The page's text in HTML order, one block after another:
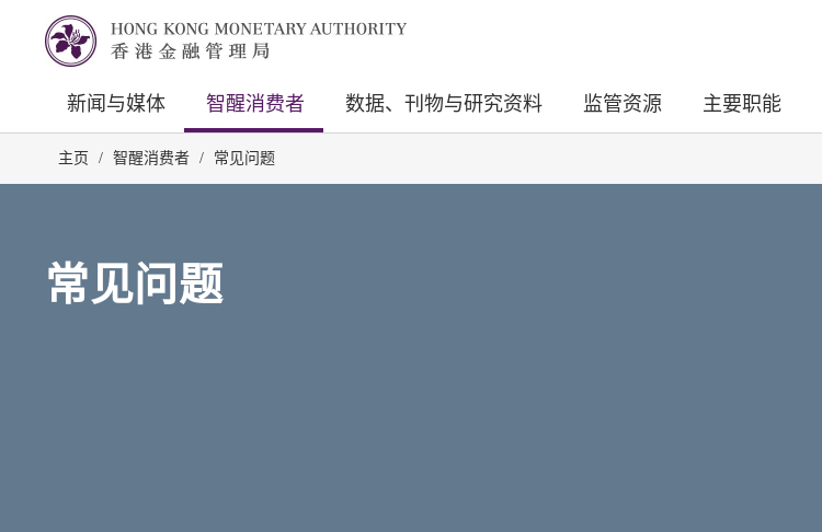
新闻与媒体 智醒消费者 数据、刊物与研究资料 监管资源 主要职能
主页 / 智醒消费者 / 常见问题
常见问题